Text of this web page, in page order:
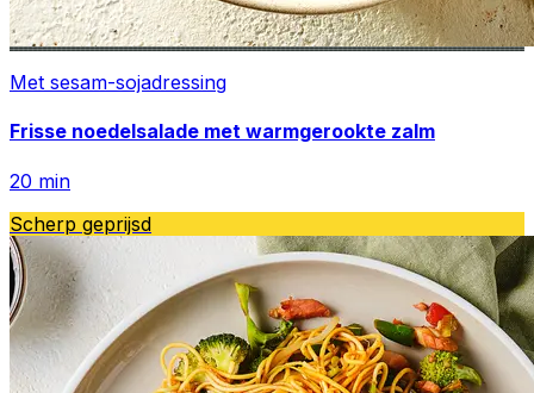
Met sesam-sojadressing
Frisse noedelsalade met warmgerookte zalm
20 min
Scherp geprijsd